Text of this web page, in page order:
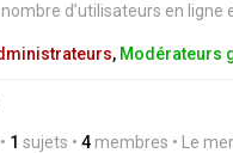
nombre d’utilisateurs en ligne
, Modérateurs
1 sujets • 4 membres • Le